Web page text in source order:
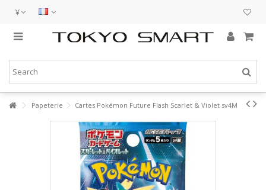
¥
Papeterie Cartes Pokémon Future Flash Scarlet & Violet sv4M